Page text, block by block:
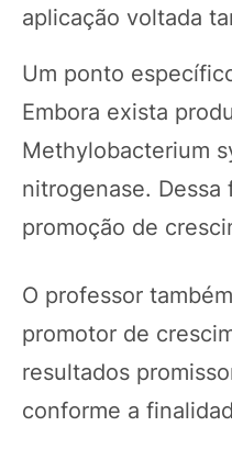
aplicação voltada
Um ponto
Embora exista
Methylobacterium
nitrogenase.
promoção de
O professor
promotor de
resultados
conforme a